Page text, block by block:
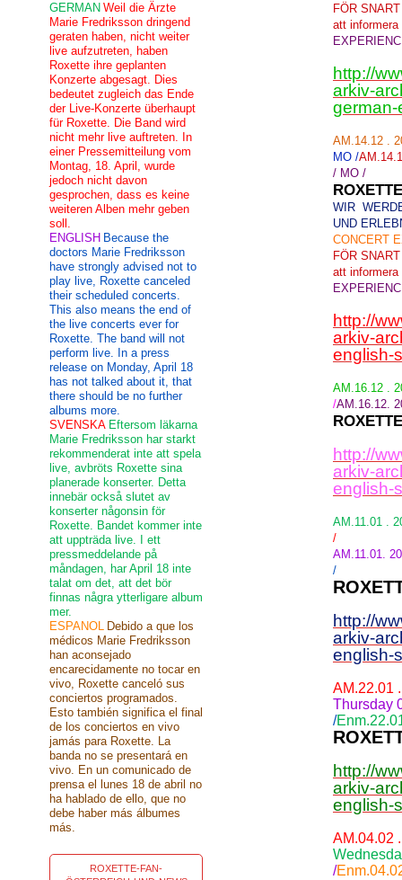
FÖR
att informera
http://
arkiv-
AM.14.12 .
MO /
/ MO /
WIR
UND
CONCERT
FÖR
att informera
http://
arkiv-
english-
AM.16.12 .
/AM.16.12.
http://
arkiv-
english-
AM.11.01 .
/
AM.11.01.
/
http://
arkiv-
english-
AM.22.01
Thursday
/
http://
arkiv-
english-
AM.04.02
/
GERMAN Weil die Ärzte
Marie Fredriksson dringend
geraten haben, nicht weiter
live aufzutreten, haben
Roxette ihre geplanten
Konzerte abgesagt. Dies
bedeutet zugleich das Ende
der Live-Konzerte überhaupt
für Roxette. Die Band wird
nicht mehr live auftreten. In
einer Pressemitteilung vom
Montag, 18. April, wurde
jedoch nicht davon
gesprochen, dass es keine
weiteren Alben mehr geben
soll.
ENGLISH Because the
doctors Marie Fredriksson
have strongly advised not to
play live, Roxette canceled
their scheduled concerts.
This also means the end of
the live concerts ever for
Roxette. The band will not
perform live. In a press
release on Monday, April 18
has not talked about it, that
there should be no further
albums more.
SVENSKA Eftersom läkarna
Marie Fredriksson har starkt
rekommenderat inte att spela
live, avbröts Roxette sina
planerade konserter. Detta
innebär också slutet av
konserter någonsin för
Roxette. Bandet kommer inte
att uppträda live. I ett
pressmeddelande på
måndagen, har April 18 inte
talat om det, att det bör
finnas några ytterligare album
mer.
ESPANOL Debido a que los
médicos Marie Fredriksson
han aconsejado
encarecidamente no tocar en
vivo, Roxette canceló sus
conciertos programados.
Esto también significa el final
de los conciertos en vivo
jamás para Roxette. La
banda no se presentará en
vivo. En un comunicado de
prensa el lunes 18 de abril no
ha hablado de ello, que no
debe haber más álbumes
más.
ROXETTE-FAN-